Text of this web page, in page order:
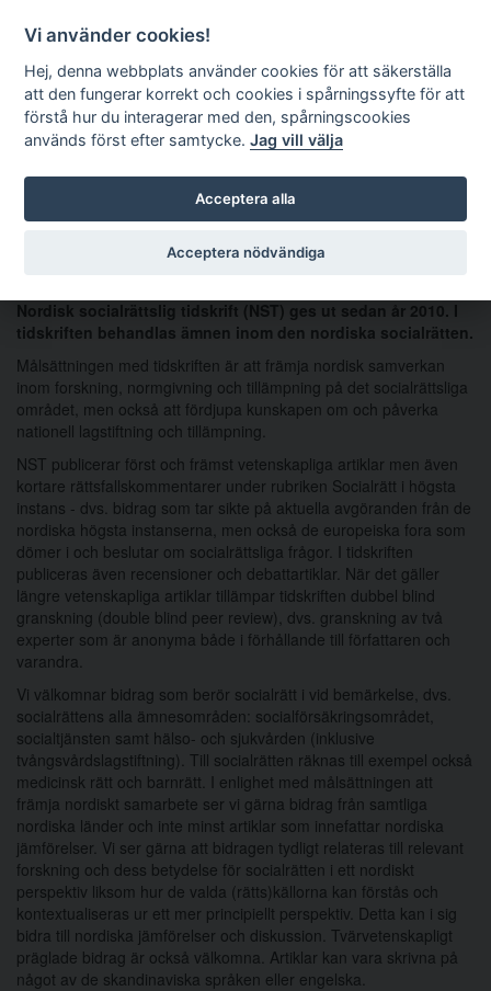
Nordisk socialrättslig
tidskrift
Välkommen till Nordisk
socialrättslig tidskrift
Nordisk socialrättslig tidskrift (NST) ges ut sedan år 2010. I
tidskriften behandlas ämnen inom den nordiska socialrätten.
Målsättningen med tidskriften är att främja nordisk samverkan
inom forskning, normgivning och tillämpning på det socialrättsliga
området, men också att fördjupa kunskapen om och påverka
nationell lagstiftning och tillämpning.
NST publicerar först och främst vetenskapliga artiklar men även
kortare rättsfallskommentarer under rubriken Socialrätt i högsta
instans - dvs. bidrag som tar sikte på aktuella avgöranden från de
nordiska högsta instanserna, men också de europeiska fora som
dömer i och beslutar om socialrättsliga frågor. I tidskriften
publiceras även recensioner och debattartiklar. När det gäller
längre vetenskapliga artiklar tillämpar tidskriften dubbel blind
granskning (double blind peer review), dvs. granskning av två
experter som är anonyma både i förhållande till författaren och
varandra.
Vi välkomnar bidrag som berör socialrätt i vid bemärkelse, dvs.
socialrättens alla ämnesområden: socialförsäkringsområdet,
socialtjänsten samt hälso- och sjukvården (inklusive
tvångsvårdslagstiftning). Till socialrätten räknas till exempel också
medicinsk rätt och barnrätt. I enlighet med målsättningen att
främja nordiskt samarbete ser vi gärna bidrag från samtliga
nordiska länder och inte minst artiklar som innefattar nordiska
jämförelser. Vi ser gärna att bidragen tydligt relateras till relevant
forskning och dess betydelse för socialrätten i ett nordiskt
perspektiv liksom hur de valda (rätts)källorna kan förstås och
kontextualiseras ur ett mer principiellt perspektiv. Detta kan i sig
bidra till nordiska jämförelser och diskussion. Tvärvetenskapligt
präglade bidrag är också välkomna. Artiklar kan vara skrivna på
något av de skandinaviska språken eller engelska.
Vi använder cookies!
Hej, denna webbplats använder cookies för att säkerställa
att den fungerar korrekt och cookies i spårningssyfte för att
förstå hur du interagerar med den, spårningscookies
används först efter samtycke.Jag vill välja
Acceptera alla
Acceptera nödvändiga